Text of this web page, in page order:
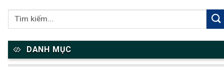
DANH MỤC